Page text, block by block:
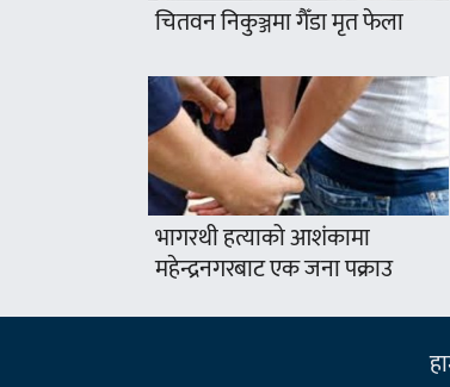
चितवन निकुञ्जमा गैँडा मृत फेला
भागरथी हत्याको आशंकामा
महेन्द्रनगरबाट एक जना पक्राउ